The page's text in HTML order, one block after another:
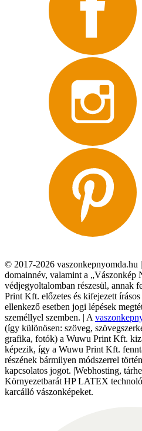
© 2017-2026 vaszonkepnyomda.hu
domainnév, valamint a „Vászonkép
védjegyoltalomban részesül, annak
Print Kft. előzetes és kifejezett
ellenkező esetben jogi lépések
személlyel szemben. | A
(így különösen: szöveg,
grafika, fotók) a Wuwu Print Kft.
képezik, így a Wuwu Print Kft.
részének bármilyen módszerrel
kapcsolatos jogot. |Webhosting,
Környezetbarát HP LATEX
karcálló vászonképeket.